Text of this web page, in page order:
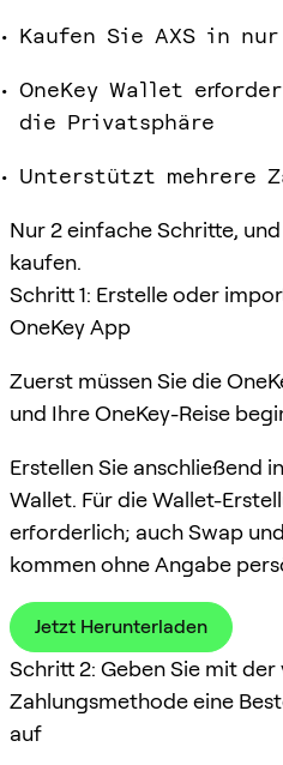
Kaufen Sie AXS in
OneKey Wallet
die Privatsphäre
Unterstützt mehrere
Nur 2 einfache Schritte,
kaufen.
Schritt 1: Erstelle oder
OneKey App
Zuerst müssen Sie die
und Ihre OneKey-Reise
Erstellen Sie anschließend
Wallet. Für die Wallet-
erforderlich; auch Swap
kommen ohne Angabe
Jetzt Herunterladen
Schritt 2: Geben Sie mit
Zahlungsmethode eine
auf